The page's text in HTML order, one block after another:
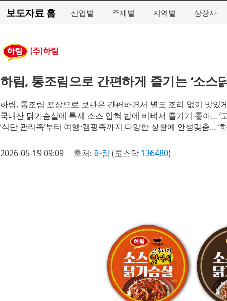
보도자료 홈 산업별 주제별 지역별 상장사
하림, 통조림으로 간편하게 즐기는 ‘소스
하림, 통조림 포장으로 보관은 간편하면서 별도 조리 없이 맛있
국내산 닭가슴살에 특제 소스 입혀 밥에 비벼서 즐기기 좋아… ‘고
‘식단 관리족’부터 여행·캠핑족까지 다양한 상황에 안성맞춤… ‘
2026-05-19 09:09 출처: 하림 (코스닥 136480)